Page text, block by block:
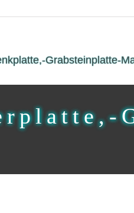
Grabsteinplatte-